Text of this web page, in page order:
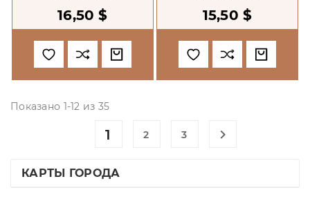
16,50 $ 15,50 $
Показано 1-12 из 35
1 2 3 
КАРТЫ ГОРОДА